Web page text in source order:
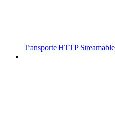
Transporte HTTP Streamable